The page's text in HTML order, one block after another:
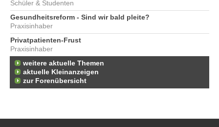
Schüler & Studenten
Gesundheitsreform - Sind wir bald pleite?
Praxisinhaber
Privatpatienten-Frust
Praxisinhaber
weitere aktuelle Themen
aktuelle Kleinanzeigen
zur Forenübersicht